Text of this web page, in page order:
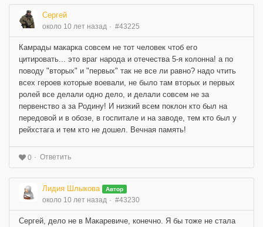
Сергей
около 10 лет назад #43225
Камрады макарка совсем не тот человек чтоб его
цитировать... это враг народа и отечества 5-я колонна! а по
поводу "вторых" и "первых" так не все ли равно? надо чтить
всех героев которые воевали, не было там вторых и первых
ролей все делали одно дело, и делали совсем не за
первенство а за Родину! И низкий всем поклон кто был на
передовой и в обозе, в госпитале и на заводе, тем кто был у
рейхстага и тем кто не дошел. Вечная память!
0 Ответить
Лидия Шлыкова Автор
около 10 лет назад #43230
Сергей, дело не в Макаревиче, конечно. Я бы тоже не стала